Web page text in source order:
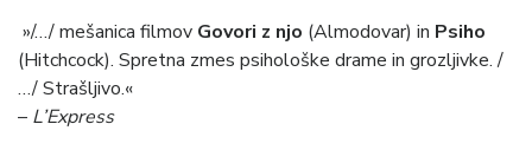
»/…/ mešanica filmov Govori z njo (Almodovar) in Psiho
(Hitchcock). Spretna zmes psihološke drame in grozljivke. /
…/ Strašljivo.«
– L’Express